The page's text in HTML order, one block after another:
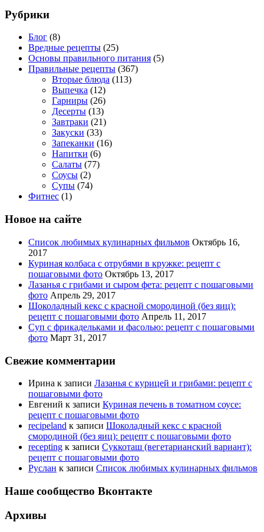
Рубрики
Блог (8)
Вредные рецепты (25)
Основы правильного питания (5)
Правильные рецепты (367)
Вторые блюда (113)
Выпечка (12)
Гарниры (26)
Десерты (13)
Завтраки (21)
Закуски (33)
Запеканки (16)
Напитки (6)
Салаты (77)
Соусы (2)
Супы (74)
Фитнес (1)
Новое на сайте
Список любимых кулинарных фильмов Октябрь 16,
2017
Куриная колбаса с отрубями в кружке: рецепт с
пошаговыми фото Октябрь 13, 2017
Лазанья с грибами и сыром фета: рецепт с пошаговыми
фото Апрель 29, 2017
Шоколадный кекс с красной смородиной (без яиц):
рецепт с пошаговыми фото Апрель 11, 2017
Суп с фрикадельками и фасолью: рецепт с пошаговыми
фото Март 31, 2017
Свежие комментарии
Ирина к записи Лазанья с курицей и грибами: рецепт с
пошаговыми фото
Евгений к записи Куриная печень в томатном соусе:
рецепт с пошаговыми фото
recipeland к записи Шоколадный кекс с красной
смородиной (без яиц): рецепт с пошаговыми фото
recepting к записи Суккоташ (вегетарианский вариант):
рецепт с пошаговыми фото
Руслан к записи Список любимых кулинарных фильмов
Наше сообщество Вконтакте
Архивы